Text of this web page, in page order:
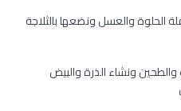
الحلوة والعسل ونضعها بالثلاجة
ونشاء الذرة والبيض